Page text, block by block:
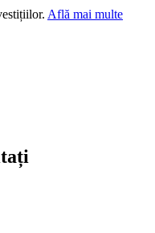
Află mai multe